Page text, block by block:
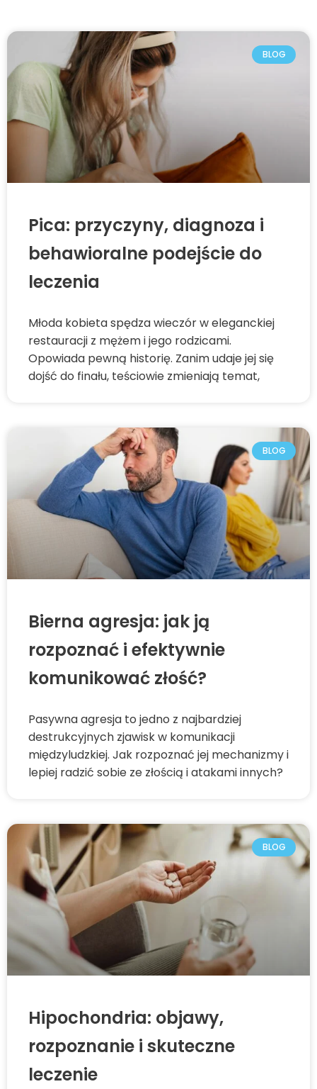
BLOG
Pica: przyczyny, diagnoza i
behawioralne podejście do
leczenia
Młoda kobieta spędza wieczór w eleganckiej
restauracji z mężem i jego rodzicami.
Opowiada pewną historię. Zanim udaje jej się
dojść do finału, teściowie zmieniają temat,
BLOG
Bierna agresja: jak ją
rozpoznać i efektywnie
komunikować złość?
Pasywna agresja to jedno z najbardziej
destrukcyjnych zjawisk w komunikacji
międzyludzkiej. Jak rozpoznać jej mechanizmy i
lepiej radzić sobie ze złością i atakami innych?
BLOG
Hipochondria: objawy,
rozpoznanie i skuteczne
leczenie